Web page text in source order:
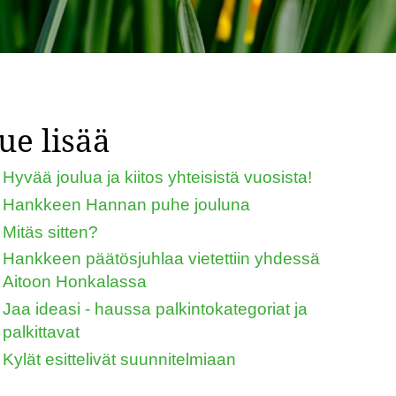
lisää
Hyvää joulua ja kiitos yhteisistä vuosista!
Hankkeen Hannan puhe jouluna
Mitäs sitten?
Hankkeen päätösjuhlaa vietettiin yhdessä
Aitoon Honkalassa
Jaa ideasi - haussa palkintokategoriat ja
palkittavat
Kylät esittelivät suunnitelmiaan